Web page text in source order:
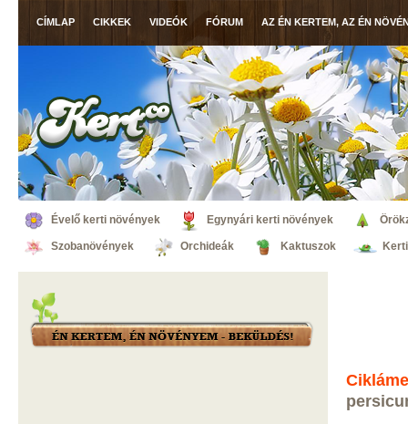
CÍMLAP CIKKEK VIDEÓK FÓRUM AZ ÉN KERTEM, AZ ÉN
Évelő kerti növények Egynyári kerti növények
Szobanövények Orchideák Kaktuszok